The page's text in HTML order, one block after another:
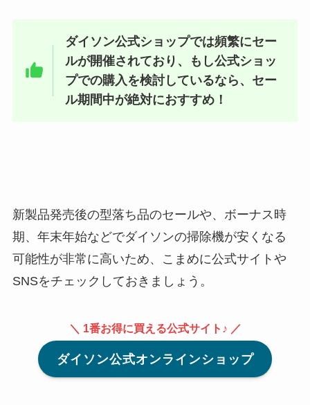
ダイソン公式ショップでは頻繁にセー
ルが開催されており、もし公式ショッ
プでの購入を検討しているなら、セー
ル期間中が絶対におすすめ！
新製品発売後の型落ち品のセールや、ボーナス時
期、年末年始などでダイソンの掃除機が安くなる
可能性が非常に高いため、こまめに公式サイトや
SNSをチェックしておきましょう。
＼ 1番お得に買える公式サイト♪ ／
ダイソン公式オンラインショップ